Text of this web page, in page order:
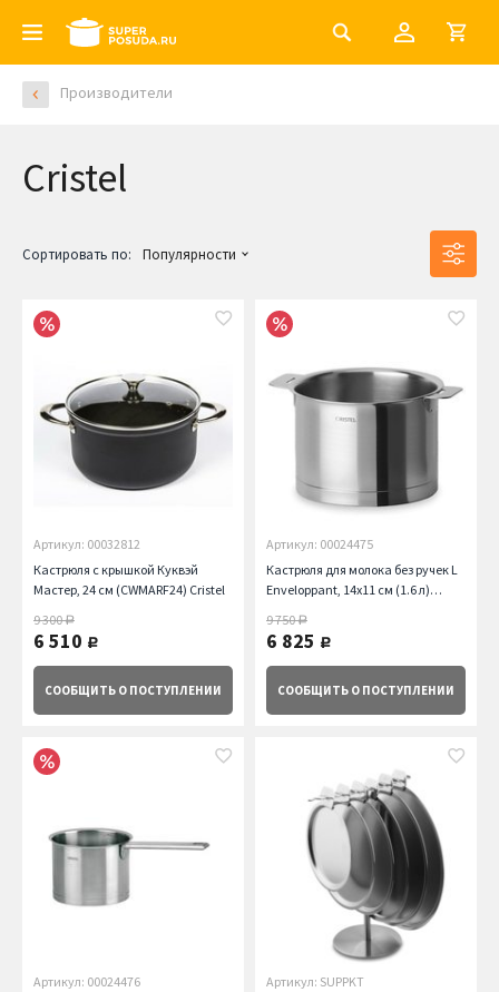
Производители
Cristel
Сортировать по: Популярности
Артикул: 00032812
Кастрюля с крышкой Куквэй
Мастер, 24 см (CWMARF24) Cristel
9 300руб.
6 510 руб.
СООБЩИТЬ О ПОСТУПЛЕНИИ
Артикул: 00024475
Кастрюля для молока без ручек L
Enveloppant, 14х11 см (1.6 л)
9 750руб.
6 825 руб.
СООБЩИТЬ О ПОСТУПЛЕНИИ
Артикул: 00024476
Артикул: SUPPKT